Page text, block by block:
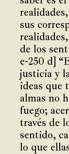
sus
de los
e-250 d]
justicia y
ideas que
almas no
fuego;
través de
sentido,
lo que